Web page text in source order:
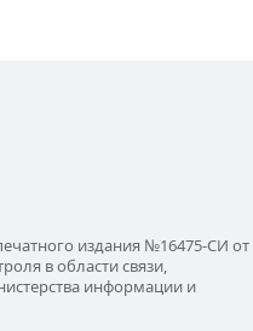
издания №16475-СИ от
в области связи,
информации и